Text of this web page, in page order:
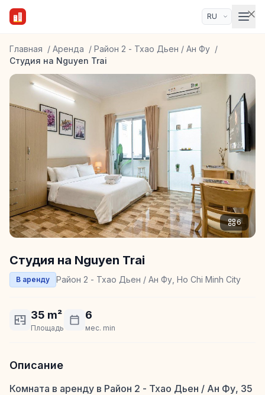
Главная / Аренда / Район 2 - Тхао Дьен / Ан Фу /
Студия на Nguyen Trai
6
Студия на Nguyen Trai
В аренду Район 2 - Тхао Дьен / Ан Фу, Ho Chi Minh City
35 m²
Площадь
6
мес. min
Описание
Комната в аренду в Район 2 - Тхао Дьен / Ан Фу, 35